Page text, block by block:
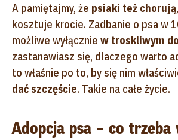
A pamiętajmy, że psiaki też chorują
kosztuje krocie. Zadbanie o psa w
możliwe wyłącznie w troskliwym
zastanawiasz się, dlaczego warto
to właśnie po to, by się nim
dać szczęście. Takie na całe życie.
Adopcja psa – co trzeba